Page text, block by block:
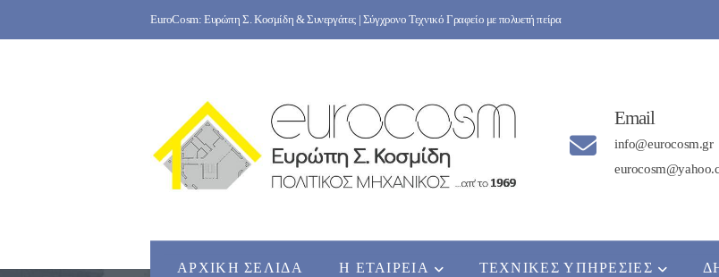
to
EuroCosm: Ευρώπη Σ. Κοσμίδη & Συνεργάτες | Σύγχρονο Τεχνικό Γραφείο με πολυετή πείρα
Email
info@eurocosm.gr
ΑΡΧΙΚΉ ΣΕΛΊΔΑ Η ΕΤΑΙΡΕΊΑ ΤΕΧΝΙΚΈΣ ΥΠΗΡΕΣΊΕΣ